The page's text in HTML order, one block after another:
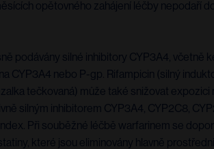
opětovného zahájení léčby nepodaří
podávány silné inhibitory CYP3A4, včetně
CYP3A4 nebo P-gp. Rifampicin (silný
tečkovaná) může také snižovat expozici
silným inhibitorem CYP3A4, CYP2C8,
Při souběžné léčbě warfarinem se
které jsou eliminovány hlavně